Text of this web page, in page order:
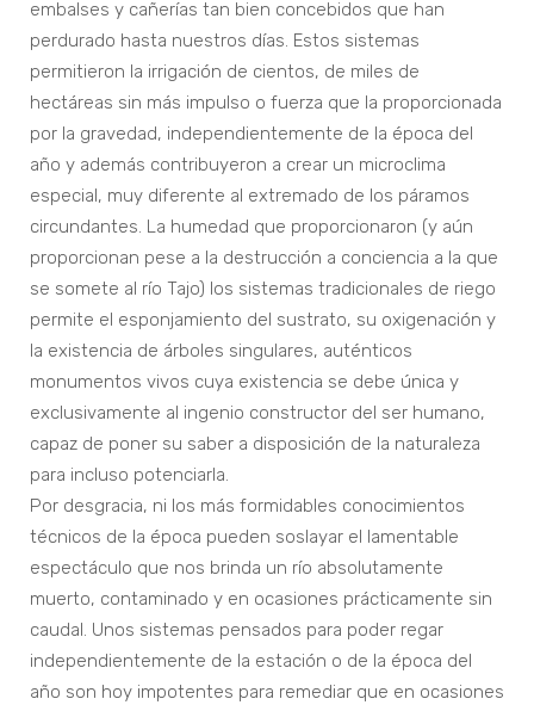
embalses y cañerías tan bien concebidos que han
perdurado hasta nuestros días. Estos sistemas
permitieron la irrigación de cientos, de miles de
hectáreas sin más impulso o fuerza que la proporcionada
por la gravedad, independientemente de la época del
año y además contribuyeron a crear un microclima
especial, muy diferente al extremado de los páramos
circundantes. La humedad que proporcionaron (y aún
proporcionan pese a la destrucción a conciencia a la que
se somete al río Tajo) los sistemas tradicionales de riego
permite el esponjamiento del sustrato, su oxigenación y
la existencia de árboles singulares, auténticos
monumentos vivos cuya existencia se debe única y
exclusivamente al ingenio constructor del ser humano,
capaz de poner su saber a disposición de la naturaleza
para incluso potenciarla.
Por desgracia, ni los más formidables conocimientos
técnicos de la época pueden soslayar el lamentable
espectáculo que nos brinda un río absolutamente
muerto, contaminado y en ocasiones prácticamente sin
caudal. Unos sistemas pensados para poder regar
independientemente de la estación o de la época del
año son hoy impotentes para remediar que en ocasiones